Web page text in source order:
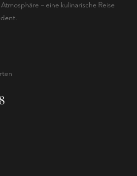
– eine kulinarische Reise